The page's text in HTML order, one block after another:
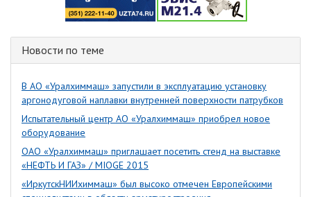
Новости по теме
В АО «Уралхиммаш» запустили в эксплуатацию установку
аргонодуговой наплавки внутренней поверхности патрубков
Испытательный центр АО «Уралхиммаш» приобрел новое
оборудование
ОАО «Уралхиммаш» приглашает посетить стенд на выставке
«НЕФТЬ И ГАЗ» / MIOGE 2015
«ИркутскНИИхиммаш» был высоко отмечен Европейскими